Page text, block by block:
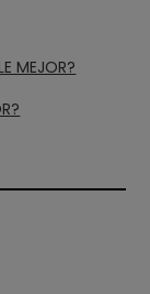
MEJOR?